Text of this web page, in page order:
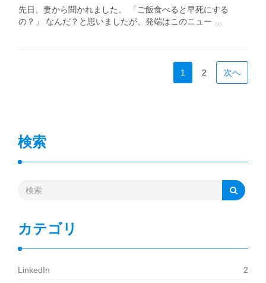
先日、妻から聞かれました。 「ご飯食べると早死にする
の？」 なんだ？と思いましたが、発端はこのニュー …
1 2 次へ
検索
カテゴリ
LinkedIn
2